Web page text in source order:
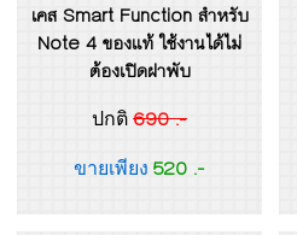
เคส Smart Function สำหรับ
Note 4 ของแท้ ใช้งานได้ไม่
ต้องเปิดฝาพับ
ปกติ 690 .-
ขายเพียง 520 .-